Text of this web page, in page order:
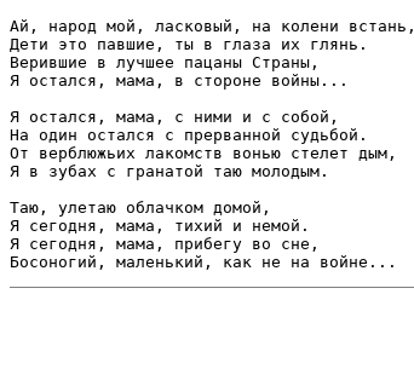
Ай, народ мой, ласковый, на колени встань,
Дети это павшие, ты в глаза их глянь.
Верившие в лучшее пацаны Страны,
Я остался, мама, в стороне войны...
Я остался, мама, с ними и с собой,
На один остался с прерванной судьбой.
От верблюжьих лакомств вонью стелет дым,
Я в зубах с гранатой таю молодым.
Таю, улетаю облачком домой,
Я сегодня, мама, тихий и немой.
Я сегодня, мама, прибегу во сне,
Босоногий, маленький, как не на войне...